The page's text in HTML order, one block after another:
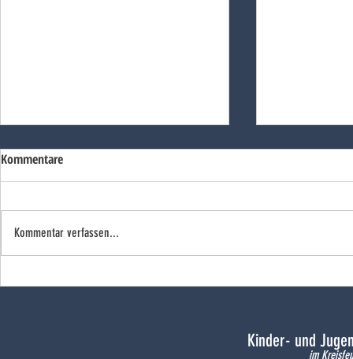
Röcke sucht die Ostereier
World
Kommentare
Kommentar verfassen...
Kinder- und
im